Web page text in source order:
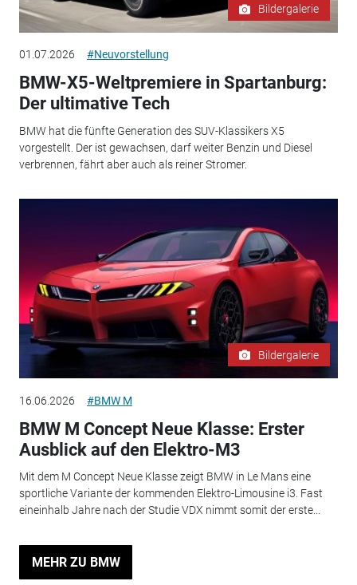
Bildergalerie
01.07.2026 #Neuvorstellung
BMW-X5-Weltpremiere in Spartanburg:
Der ultimative Tech
BMW hat die fünfte Generation des SUV-Klassikers X5
vorgestellt. Der ist gewachsen, darf weiter Benzin und Diesel
verbrennen, fährt aber auch als reiner Stromer.
Bildergalerie
16.06.2026 #BMW M
BMW M Concept Neue Klasse: Erster
Ausblick auf den Elektro-M3
Mit dem M Concept Neue Klasse zeigt BMW in Le Mans eine
sportliche Variante der kommenden Elektro-Limousine i3. Fast
eineinhalb Jahre nach der Studie VDX nimmt somit der erste...
MEHR ZU BMW